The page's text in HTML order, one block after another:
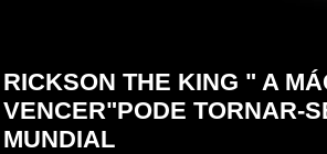
RICKSON THE KING " A
VENCER"PODE TORNAR-
MUNDIAL